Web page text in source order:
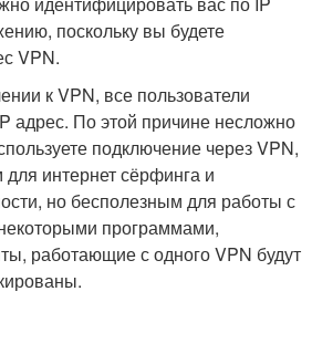
поскольку вы будете
VPN.
к VPN, все пользователи
адрес. По этой причине несложно
подключение через VPN,
интернет сёрфинга и
но бесполезным для работы с
программами,
работающие с одного VPN будут